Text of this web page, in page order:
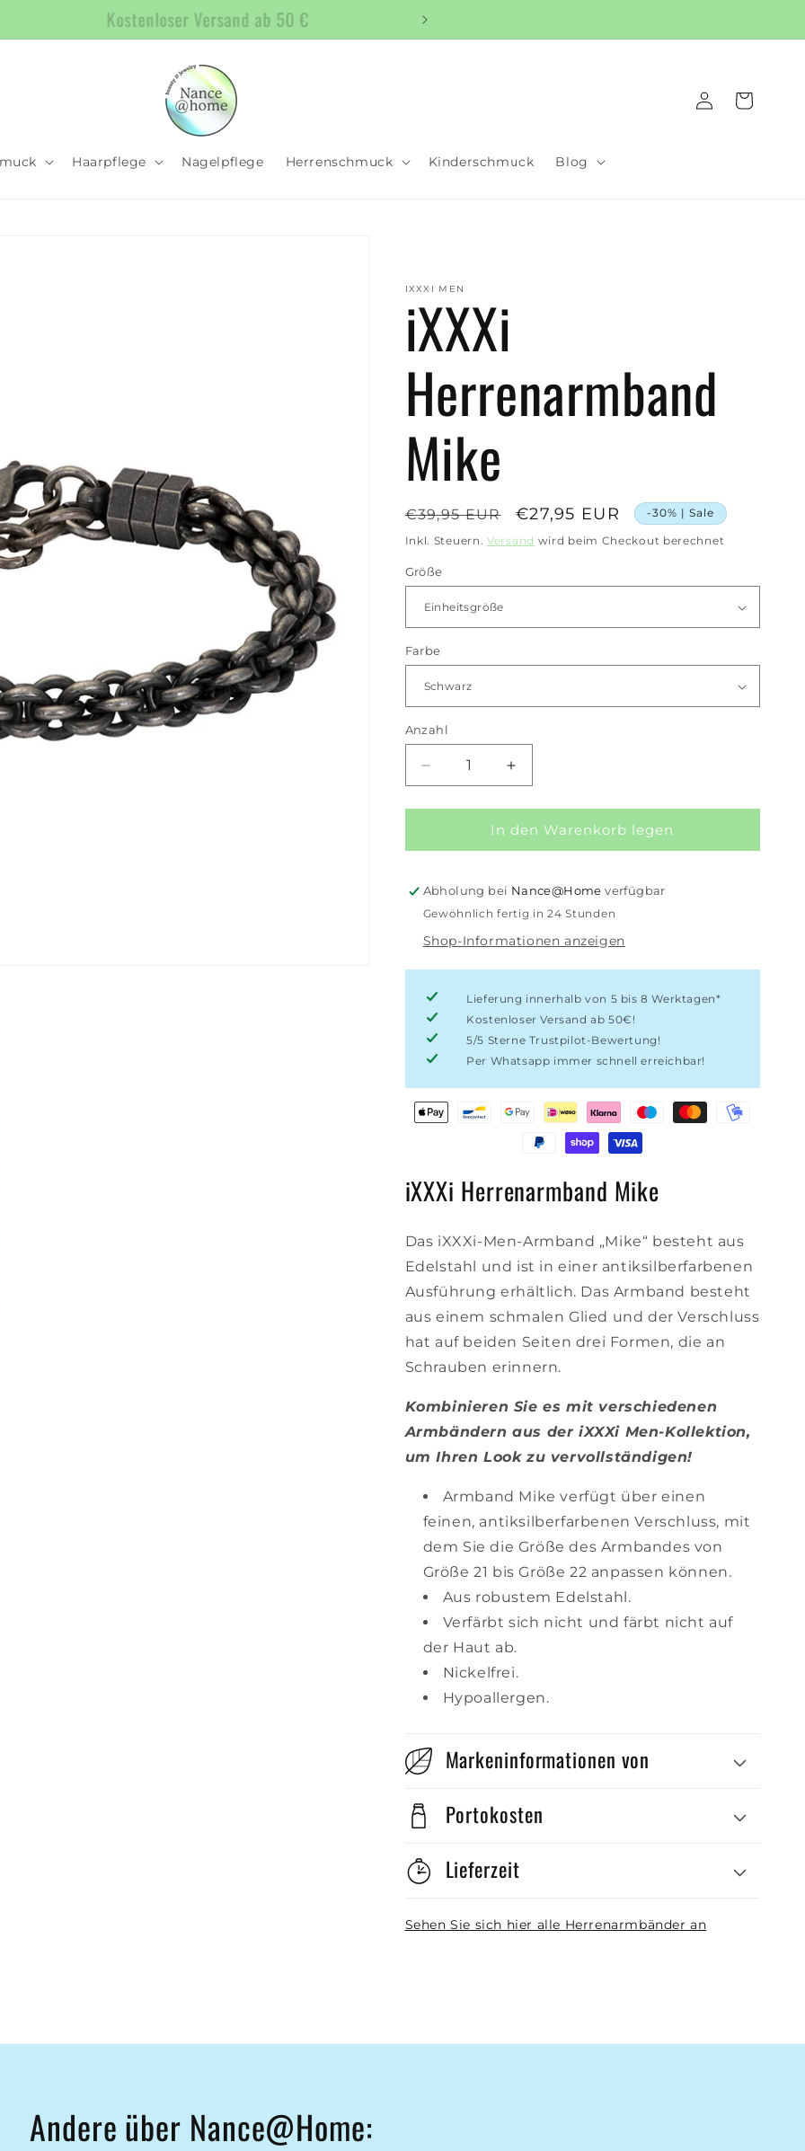
Bewertet mit ⭐️⭐️⭐️⭐️⭐️!
Haarpflege Nagelpflege Herrenschmuck Kinderschmuck Blog
Einloggen
Warenkorb
IXXXI MEN
iXXXi
Herrenarmband
Mike
Normaler
Preis
€39,95 EUR Verkaufspreis
€27,95 EUR -30% | Sale
Inkl. Steuern.Versand wird beim Checkout berechnet
Größe
Farbe
Anzahl
Anzahl
Verringere
die
Menge
iXXXi
Mike
Erhöhe
die
Menge
für
iXXXi
Mike
In den Warenkorb legen
Abholung bei Nance@Home verfügbar
Gewöhnlich fertig in 24 Stunden
Shop-Informationen anzeigen
Lieferung innerhalb von 5 bis 8 Werktagen*
Kostenloser Versand ab 50€!
5/5 Sterne Trustpilot-Bewertung!
Per Whatsapp immer schnell erreichbar!
iXXXi Herrenarmband Mike
Das iXXXi-Men-Armband „Mike“ besteht aus
Edelstahl und ist in einer antiksilberfarbenen
Ausführung erhältlich. Das Armband besteht
aus einem schmalen Glied und der Verschluss
hat auf beiden Seiten drei Formen, die an
Schrauben erinnern.
Kombinieren Sie es mit verschiedenen
Armbändern aus der iXXXi Men-Kollektion,
um Ihren Look zu vervollständigen!
Armband Mike verfügt über einen
feinen, antiksilberfarbenen Verschluss, mit
dem Sie die Größe des Armbandes von
Größe 21 bis Größe 22 anpassen können.
Aus robustem Edelstahl.
Verfärbt sich nicht und färbt nicht auf
der Haut ab.
Nickelfrei.
Hypoallergen.
Markeninformationen von
Portokosten
Lieferzeit
Sehen Sie sich hier alle Herrenarmbänder an
Andere über Nance@Home: